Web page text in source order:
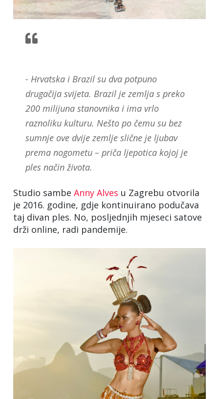
- Hrvatska i Brazil su dva potpuno
drugačija svijeta. Brazil je zemlja s preko
200 milijuna stanovnika i ima vrlo
raznoliku kulturu. Nešto po čemu su bez
sumnje ove dvije zemlje slične je ljubav
prema nogometu – priča ljepotica kojoj je
ples način života.
Studio sambe Anny Alves u Zagrebu otvorila
je 2016. godine, gdje kontinuirano podučava
taj divan ples. No, posljednjih mjeseci satove
drži online, radi pandemije.